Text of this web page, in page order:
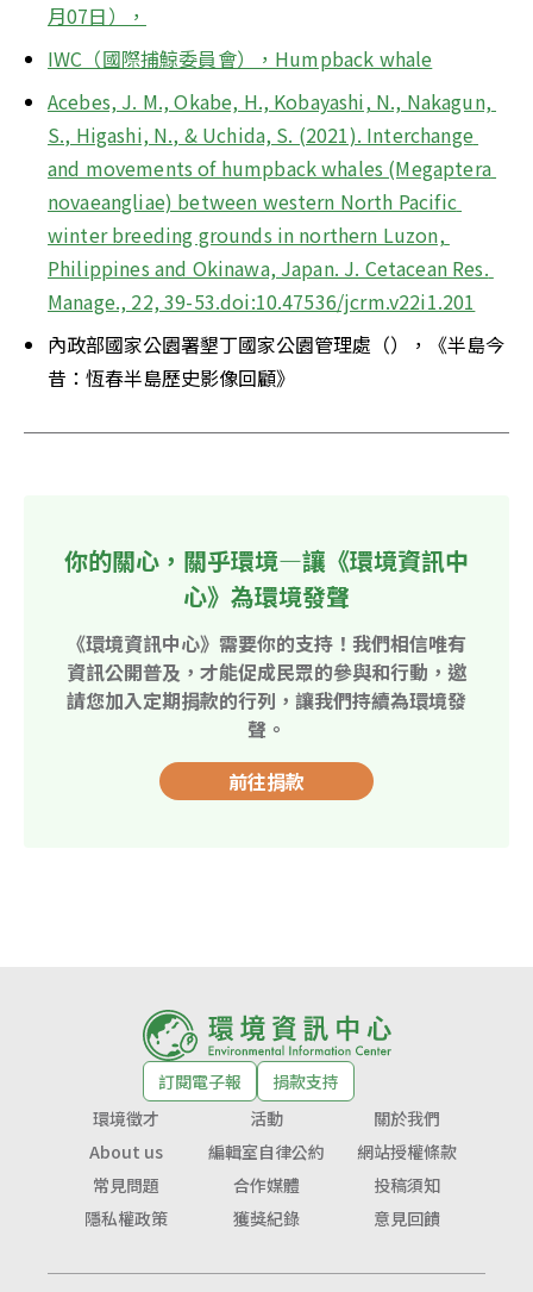
月07日），
IWC（國際捕鯨委員會），Humpback whale
Acebes, J. M., Okabe, H., Kobayashi, N., Nakagun,
S., Higashi, N., & Uchida, S. (2021). Interchange
and movements of humpback whales (Megaptera
novaeangliae) between western North Pacific
winter breeding grounds in northern Luzon,
Philippines and Okinawa, Japan. J. Cetacean Res.
Manage., 22, 39-53.doi:10.47536/jcrm.v22i1.201
內政部國家公園署墾丁國家公園管理處（），《半島今
昔：恆春半島歷史影像回顧》
你的關心，關乎環境—讓《環境資訊中
心》為環境發聲
《環境資訊中心》需要你的支持！我們相信唯有
資訊公開普及，才能促成民眾的參與和行動，邀
請您加入定期捐款的行列，讓我們持續為環境發
聲。
前往捐款
訂閱電子報
捐款支持
環境徵才
活動
關於我們
About us
編輯室自律公約
網站授權條款
常見問題
合作媒體
投稿須知
隱私權政策
獲獎紀錄 意見回饋